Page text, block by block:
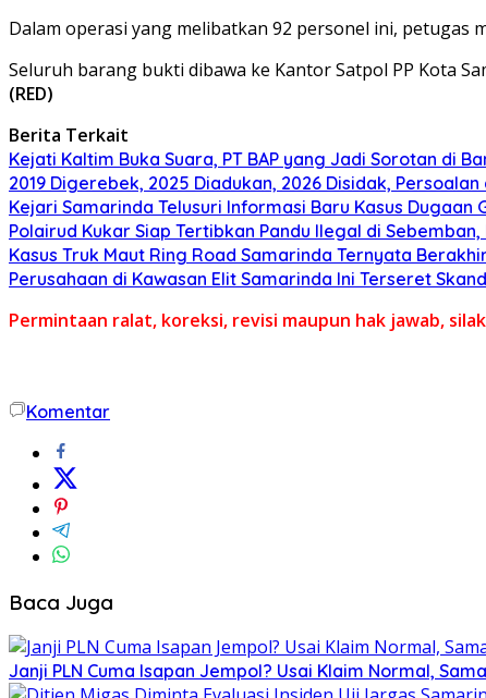
​Dalam operasi yang melibatkan 92 personel ini,
Seluruh barang bukti dibawa ke Kantor Satpol PP Kota
(RED)
Berita Terkait
Kejati Kaltim Buka Suara, PT BAP yang Jadi Sorotan di
2019 Digerebek, 2025 Diadukan, 2026 Disidak,
Kejari Samarinda Telusuri Informasi Baru Kasus
Polairud Kukar Siap Tertibkan Pandu Ilegal di
Kasus Truk Maut Ring Road Samarinda Ternyata
Perusahaan di Kawasan Elit Samarinda Ini Terseret
Permintaan ralat, koreksi, revisi maupun hak jawab,
Komentar
Baca Juga
Janji PLN Cuma Isapan Jempol? Usai Klaim Normal,